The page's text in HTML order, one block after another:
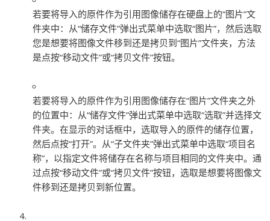
若要将导入的原件作为引用图像储存在硬盘上的“图片”文
件夹中： 从“储存文件”弹出式菜单中选取“图片”，然后选取
您是想要将图像文件移到还是拷贝到“图片”文件夹，方法
是点按“移动文件”或“拷贝文件”按钮。
若要将导入的原件作为引用图像储存在“图片”文件夹之外
的位置中： 从“储存文件”弹出式菜单中选取“选取”并选择文
件夹。在显示的对话框中，选取导入的原件的储存位置，
然后点按“打开”。从“子文件夹”弹出式菜单中选取“项目名
称”，以指定文件将储存在名称与项目相同的文件夹中。通
过点按“移动文件”或“拷贝文件”按钮，选取是想要将图像文
件移到还是拷贝到新位置。